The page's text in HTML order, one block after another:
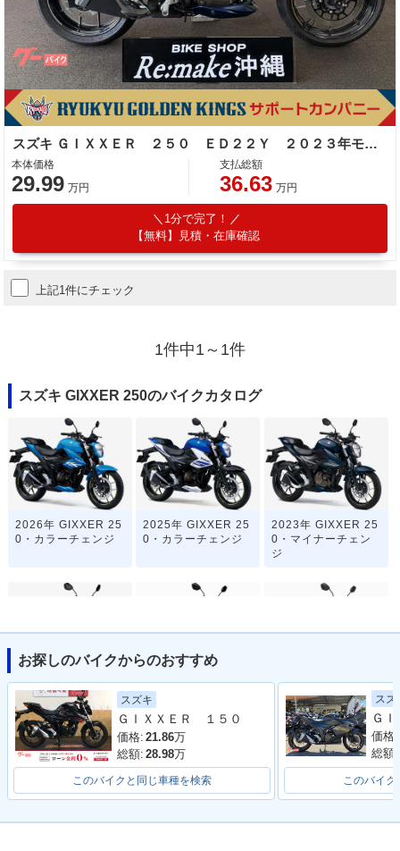
スズキ ＧＩＸＸＥＲ ２５０ ＥＤ２２Ｙ ２０２３年モデル バクステ レバー スクリーン
本体価格
29.99 万円
支払総額
36.63 万円
1分で完了！
【無料】見積・在庫確認
上記1件にチェック
1件中1～1件
スズキ GIXXER 250のバイクカタログ
2026年 GIXXER 25
0・カラーチェンジ
2025年 GIXXER 25
0・カラーチェンジ
2023年 GIXXER 25
0・マイナーチェン
ジ
2021年 GIXXER 25
0・カラーチェンジ
2020年 GIXXER 25
0・新登場
2019年 GIXXER 25
お探しのバイクからのおすすめ
スズキ
ＧＩＸＸＥＲ １５０
価格: 21.86万
総額: 28.98万
このバイクと同じ車種を検索
スズ
価格:
総額:
このバイク